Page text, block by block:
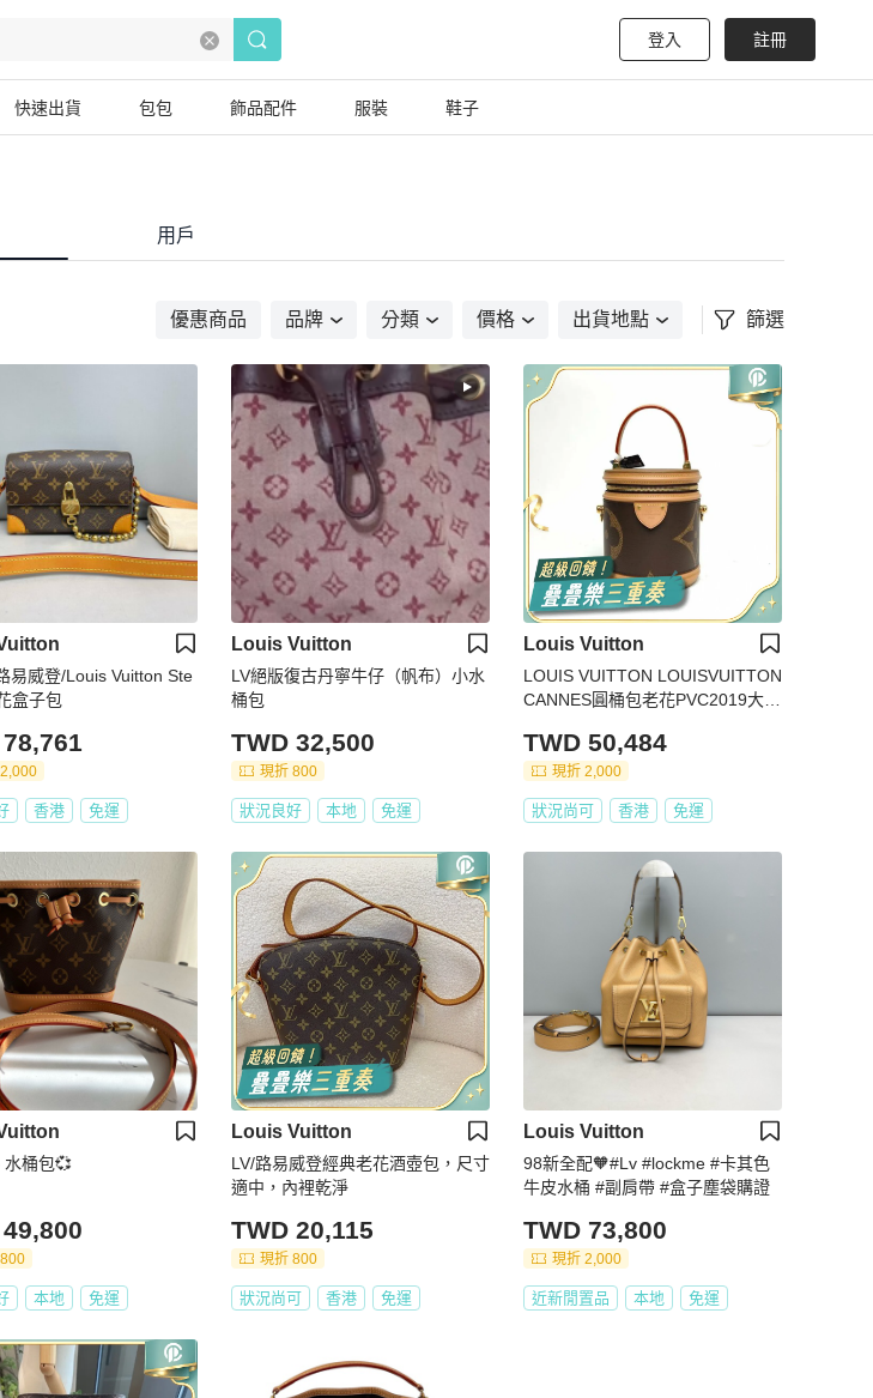
登入 註冊
快速出貨 包包 飾品配件 服裝 鞋子
用戶
優惠商品 品牌 分類 價格 出貨地點 篩選
易威登/Louis Vuitton Ste
盒子包
香港 免運
Louis Vuitton
LV絕版復古丹寧牛仔（帆布）小水
桶包
TWD 32,500
現折 800
狀況良好 本地 免運
Louis Vuitton
LOUIS VUITTON LOUISVUITTON
CANNES圓桶包老花PVC2019大L
TWD 50,484
現折 2,000
狀況尚可 香港 免運
桶包💞
本地 免運
Louis Vuitton
LV/路易威登經典老花酒壺包，尺寸
適中，內裡乾淨
TWD 20,115
現折 800
狀況尚可 香港 免運
Louis Vuitton
98新全配🧡#Lv #lockme #卡其色
牛皮水桶 #副肩帶 #盒子塵袋購證
TWD 73,800
現折 2,000
近新閒置品 本地 免運